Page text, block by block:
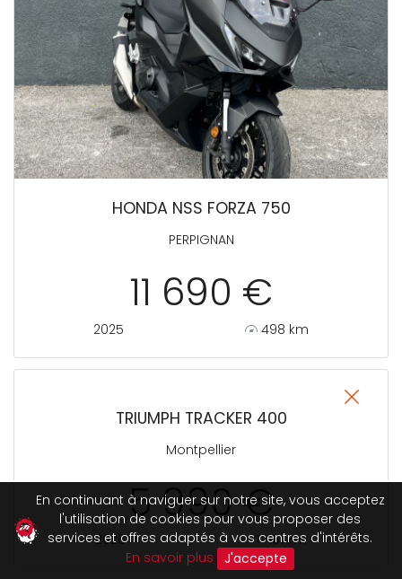
HONDA NSS FORZA 750
PERPIGNAN
11 690 €
2025 498 km
TRIUMPH TRACKER 400
Montpellier
5 990 €
2026 151 km
En continuant à naviguer sur notre site, vous acceptez
l'utilisation de cookies pour vous proposer des
services et offres adaptés à vos centres d'intérêts.
En savoir plus
J'accepte